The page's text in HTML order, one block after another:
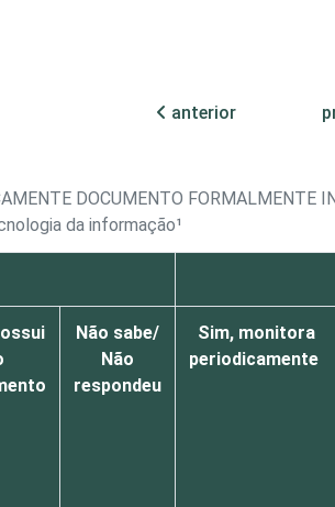
anterior
DOCUMENTO
da informação¹
Não sabe/
Não
respondeu
Sim, monitora
periodicamente